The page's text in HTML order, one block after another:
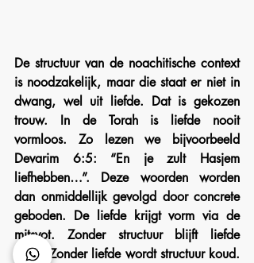
De structuur van de noachitische context
is noodzakelijk, maar die staat er niet in
dwang, wel uit liefde. Dat is gekozen
trouw. In de Torah is liefde nooit
vormloos. Zo lezen we bijvoorbeeld
Devarim 6:5: “En je zult Hasjem
liefhebben…”. Deze woorden worden
dan onmiddellijk gevolgd door concrete
geboden. De liefde krijgt vorm via de
mitsvot. Zonder structuur blijft liefde
vaag. Zonder liefde wordt structuur koud.